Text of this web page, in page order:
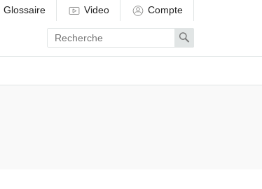
Glossaire Video Compte
Enter
search
term
Search